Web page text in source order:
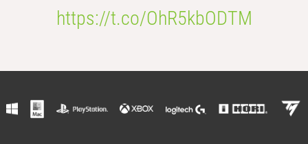
https://t.co/OhR5kbODTM